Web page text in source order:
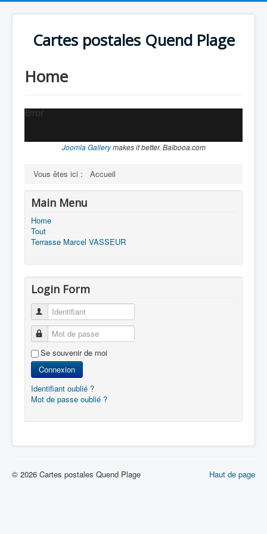
Cartes postales Quend Plage
Home
Error
Joomla Gallerymakes it better. Balbooa.com
Vous êtes ici : Accueil
Main Menu
Home
Tout
Terrasse Marcel VASSEUR
Login Form
Identifiant
Mot de passe
Se souvenir de moi
Connexion
Identifiant oublié ?
Mot de passe oublié ?
Haut de page
© 2026 Cartes postales Quend Plage